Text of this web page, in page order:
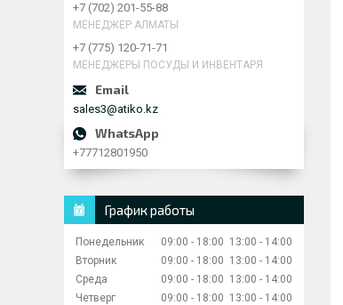
+7 (702) 201-55-88
МЕНЕДЖЕР АЛМАТЫ
+7 (775) 120-71-71
МЕНЕДЖЕРЫ ПОСУДЫ И ИНВЕНТАРЯ
sales3@atiko.kz
+77712801950
График работы
Понедельник 09:00 18:00 13:00
14:00
Вторник
09:00 18:00 13:00
14:00
Среда
09:00 18:00 13:00
14:00
Четверг
09:00 18:00 13:00
14:00